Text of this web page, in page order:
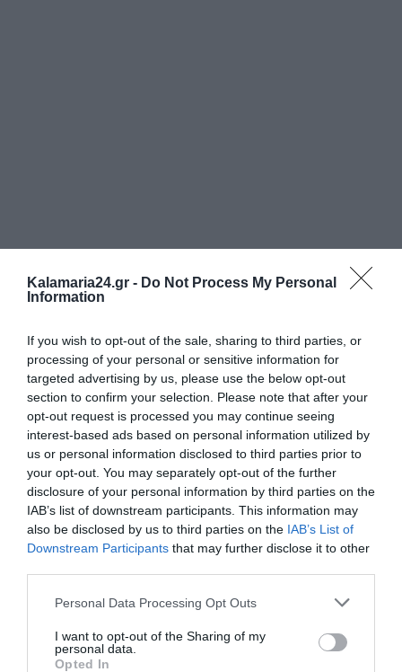
Kalamaria24.gr - Do Not Process My Personal
Information
If you wish to opt-out of the sale, sharing to third parties, or
processing of your personal or sensitive information for
targeted advertising by us, please use the below opt-out
section to confirm your selection. Please note that after your
opt-out request is processed you may continue seeing
interest-based ads based on personal information utilized by
us or personal information disclosed to third parties prior to
your opt-out. You may separately opt-out of the further
disclosure of your personal information by third parties on the
IAB’s list of downstream participants. This information may
also be disclosed by us to third parties on the IAB’s List of
Downstream Participants that may further disclose it to other
Personal Data Processing Opt Outs
I want to opt-out of the Sharing of my
personal data.
Opted In